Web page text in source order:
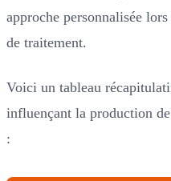
approche personnalisée
de traitement.
Voici un tableau
influençant la production
: